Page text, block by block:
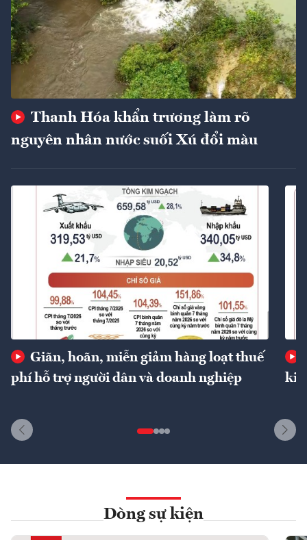
Thanh Hóa khẩn trương làm rõ
nguyên nhân nước suối Xú đổi màu
Giãn, hoãn, miễn giảm hàng loạt thuế
phí hỗ trợ người dân và doanh nghiệp
Dòng sự kiện